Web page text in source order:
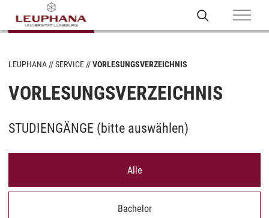
LEUPHANA SERVICE VORLESUNGSVERZEICHNIS
VORLESUNGSVERZEICHNIS
STUDIENGÄNGE (bitte auswählen)
Alle
Bachelor